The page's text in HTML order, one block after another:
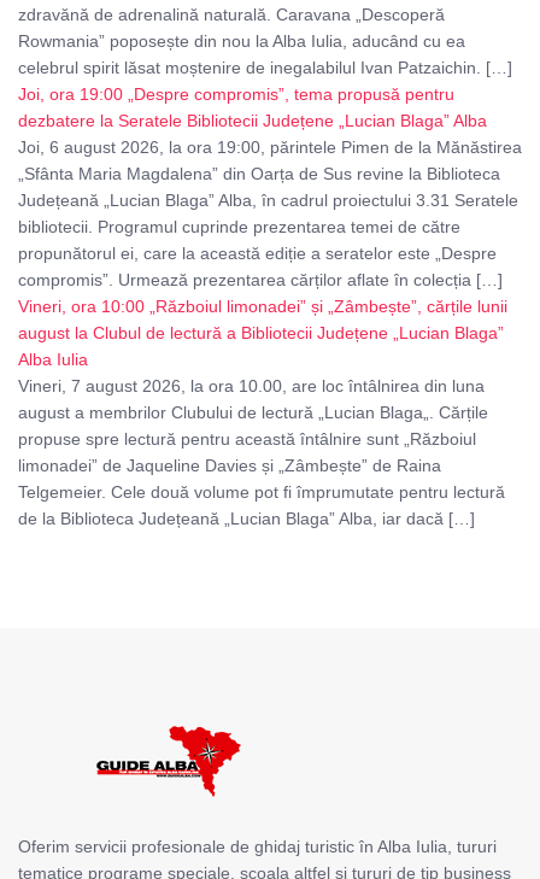
zdravănă de adrenalină naturală. Caravana „Descoperă
Rowmania” poposește din nou la Alba Iulia, aducând cu ea
celebrul spirit lăsat moștenire de inegalabilul Ivan Patzaichin. […]
Joi, ora 19:00 „Despre compromis”, tema propusă pentru
dezbatere la Seratele Bibliotecii Județene „Lucian Blaga” Alba
Joi, 6 august 2026, la ora 19:00, părintele Pimen de la Mănăstirea
„Sfânta Maria Magdalena” din Oarța de Sus revine la Biblioteca
Județeană „Lucian Blaga” Alba, în cadrul proiectului 3.31 Seratele
bibliotecii. Programul cuprinde prezentarea temei de către
propunătorul ei, care la această ediție a seratelor este „Despre
compromis”. Urmează prezentarea cărților aflate în colecția […]
Vineri, ora 10:00 „Războiul limonadei” și „Zâmbește”, cărțile lunii
august la Clubul de lectură a Bibliotecii Județene „Lucian Blaga”
Alba Iulia
Vineri, 7 august 2026, la ora 10.00, are loc întâlnirea din luna
august a membrilor Clubului de lectură „Lucian Blaga„. Cărțile
propuse spre lectură pentru această întâlnire sunt „Războiul
limonadei” de Jaqueline Davies și „Zâmbește” de Raina
Telgemeier. Cele două volume pot fi împrumutate pentru lectură
de la Biblioteca Județeană „Lucian Blaga” Alba, iar dacă […]
Oferim servicii profesionale de ghidaj turistic în Alba Iulia, tururi
tematice programe speciale, școala altfel și tururi de tip business